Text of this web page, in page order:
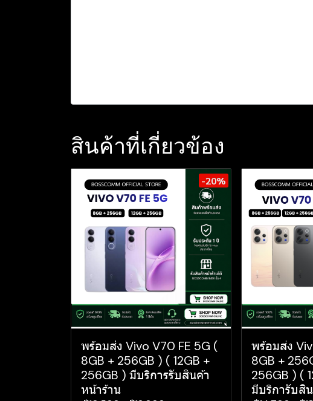
สินค้าที่เกี่ยวข้อง
-20%
พร้อมส่ง Vivo V70 FE 5G (
8GB + 256GB ) ( 12GB +
256GB ) มีบริการรับสินค้า
หน้าร้าน
พร้อมส่ง
8GB +
256GB ) (
มีบริการับสิ